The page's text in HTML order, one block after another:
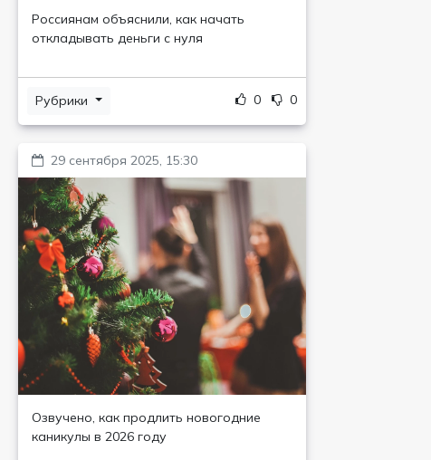
Россиянам объяснили, как начать
откладывать деньги с нуля
Рубрики 0 0
29 сентября 2025, 15:30
Озвучено, как продлить новогодние
каникулы в 2026 году